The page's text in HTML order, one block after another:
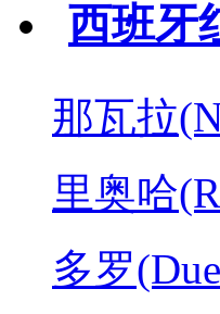
西班牙
那瓦拉
里奥哈
多罗